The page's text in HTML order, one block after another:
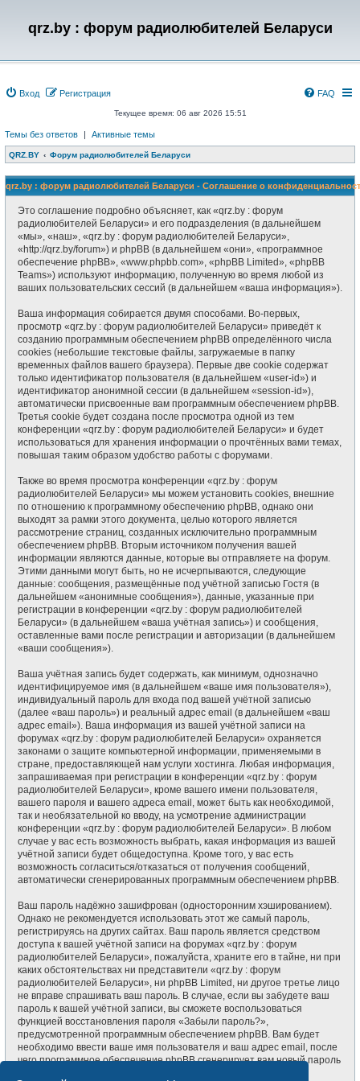
qrz.by : форум радиолюбителей Беларуси
Вход Регистрация FAQ
Текущее время: 06 авг 2026 15:51
Темы без ответов | Активные темы
QRZ.BY Форум радиолюбителей Беларуси
qrz.by : форум радиолюбителей Беларуси - Соглашение о
Это соглашение подробно объясняет, как «qrz.by : форум
радиолюбителей Беларуси» и его подразделения (в дальнейшем
«мы», «наш», «qrz.by : форум радиолюбителей Беларуси»,
«http://qrz.by/forum») и phpBB (в дальнейшем «они», «программное
обеспечение phpBB», «www.phpbb.com», «phpBB Limited», «phpBB
Teams») используют информацию, полученную во время любой из
ваших пользовательских сессий (в дальнейшем «ваша информация»).
Ваша информация собирается двумя способами. Во-первых,
просмотр «qrz.by : форум радиолюбителей Беларуси» приведёт к
созданию программным обеспечением phpBB определённого числа
cookies (небольшие текстовые файлы, загружаемые в папку
временных файлов вашего браузера). Первые две cookie содержат
только идентификатор пользователя (в дальнейшем «user-id») и
идентификатор анонимной сессии (в дальнейшем «session-id»),
автоматически присвоенные вам программным обеспечением phpBB.
Третья cookie будет создана после просмотра одной из тем
конференции «qrz.by : форум радиолюбителей Беларуси» и будет
использоваться для хранения информации о прочтённых вами темах,
повышая таким образом удобство работы с форумами.
Также во время просмотра конференции «qrz.by : форум
радиолюбителей Беларуси» мы можем установить cookies, внешние
по отношению к программному обеспечению phpBB, однако они
выходят за рамки этого документа, целью которого является
рассмотрение страниц, созданных исключительно программным
обеспечением phpBB. Вторым источником получения вашей
информации являются данные, которые вы отправляете на форум.
Этими данными могут быть, но не исчерпываются, следующие
данные: сообщения, размещённые под учётной записью Гостя (в
дальнейшем «анонимные сообщения»), данные, указанные при
регистрации в конференции «qrz.by : форум радиолюбителей
Беларуси» (в дальнейшем «ваша учётная запись») и сообщения,
оставленные вами после регистрации и авторизации (в дальнейшем
«ваши сообщения»).
Ваша учётная запись будет содержать, как минимум, однозначно
идентифицируемое имя (в дальнейшем «ваше имя пользователя»),
индивидуальный пароль для входа под вашей учётной записью
(далее «ваш пароль») и реальный адрес email (в дальнейшем «ваш
адрес email»). Ваша информация из вашей учётной записи на
форумах «qrz.by : форум радиолюбителей Беларуси» охраняется
законами о защите компьютерной информации, применяемыми в
стране, предоставляющей нам услуги хостинга. Любая информация,
запрашиваемая при регистрации в конференции «qrz.by : форум
радиолюбителей Беларуси», кроме вашего имени пользователя,
вашего пароля и вашего адреса email, может быть как необходимой,
так и необязательной ко вводу, на усмотрение администрации
конференции «qrz.by : форум радиолюбителей Беларуси». В любом
случае у вас есть возможность выбрать, какая информация из вашей
учётной записи будет общедоступна. Кроме того, у вас есть
возможность согласиться/отказаться от получения сообщений,
автоматически сгенерированных программным обеспечением phpBB.
Ваш пароль надёжно зашифрован (односторонним хэшированием).
Однако не рекомендуется использовать этот же самый пароль,
регистрируясь на других сайтах. Ваш пароль является средством
доступа к вашей учётной записи на форумах «qrz.by : форум
радиолюбителей Беларуси», пожалуйста, храните его в тайне, ни при
каких обстоятельствах ни представители «qrz.by : форум
радиолюбителей Беларуси», ни phpBB Limited, ни другое третье лицо
не вправе спрашивать ваш пароль. В случае, если вы забудете ваш
пароль к вашей учётной записи, вы сможете воспользоваться
функцией восстановления пароля «Забыли пароль?»,
предусмотренной программным обеспечением phpBB. Вам будет
необходимо ввести ваше имя пользователя и ваш адрес email, после
чего программное обеспечение phpBB сгенерирует вам новый пароль